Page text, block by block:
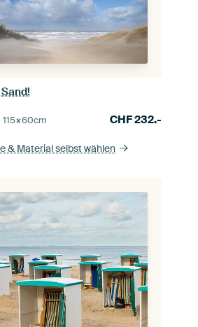
115×60cm CHF232.-
& Material selbst wählen